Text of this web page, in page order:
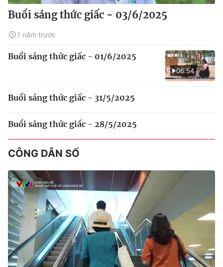
Buổi sáng thức giấc - 03/6/2025
1 năm trước
06:54
Buổi sáng thức giấc - 01/6/2025
Buổi sáng thức giấc - 31/5/2025
Buổi sáng thức giấc - 28/5/2025
CÔNG DÂN SỐ